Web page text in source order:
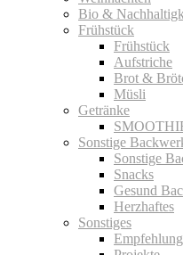
Bio &
Frühstück
Frühstück
Aufstriche
Brot &
Müsli
Getränke
Sonstige
Sonstige
Snacks
Gesund
Herzhaftes
Sonstiges
Empfehlung